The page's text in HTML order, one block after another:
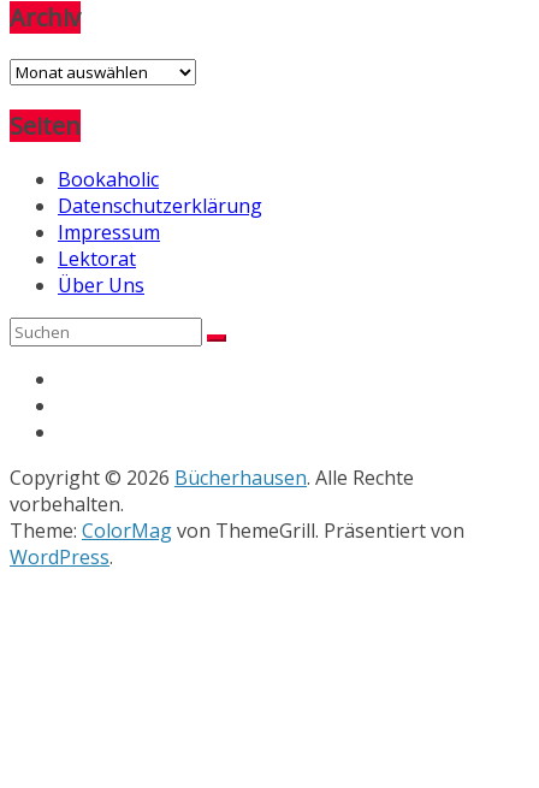
Archiv
Archiv
Seiten
Bookaholic
Datenschutzerklärung
Impressum
Lektorat
Über Uns
Copyright © 2026 Bücherhausen. Alle Rechte
vorbehalten.
Theme: ColorMagvon ThemeGrill. Präsentiert von
WordPress.